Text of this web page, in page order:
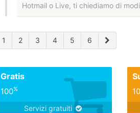
Hotmail o Live, ti chiediamo di
1 2 3 4 5 6
Gratis
100%
Servizi gratuiti